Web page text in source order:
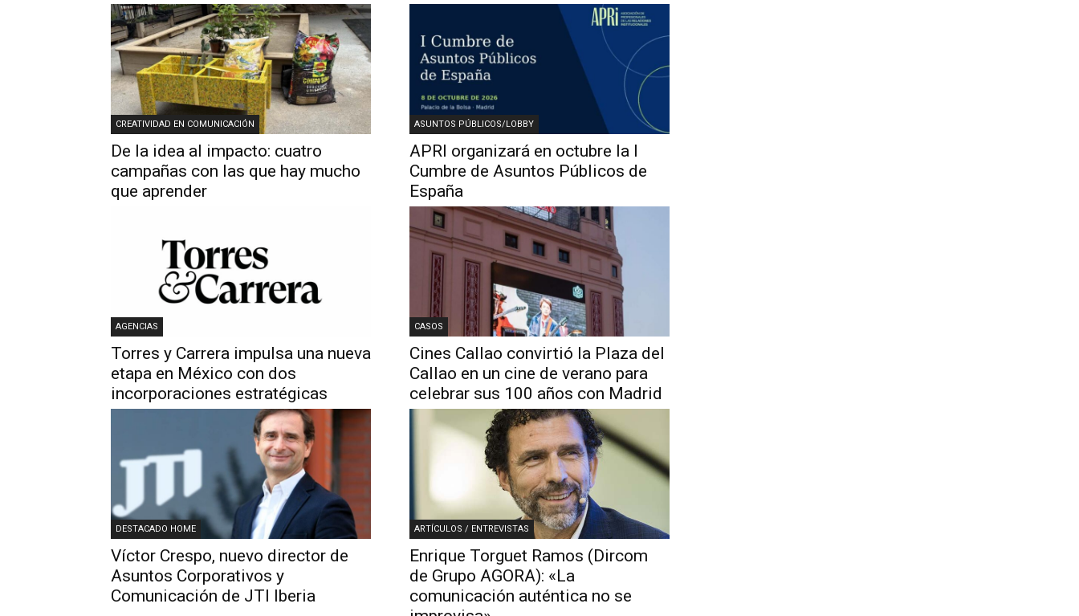
CREATIVIDAD EN COMUNICACIÓN
De la idea al impacto: cuatro
campañas con las que hay mucho
que aprender
ASUNTOS PÚBLICOS/LOBBY
APRI organizará en octubre la I
Cumbre de Asuntos Públicos de
España
AGENCIAS
Torres y Carrera impulsa una nueva
etapa en México con dos
incorporaciones estratégicas
CASOS
Cines Callao convirtió la Plaza del
Callao en un cine de verano para
celebrar sus 100 años con Madrid
DESTACADO HOME
Víctor Crespo, nuevo director de
Asuntos Corporativos y
Comunicación de JTI Iberia
ARTÍCULOS / ENTREVISTAS
Enrique Torguet Ramos (Dircom
de Grupo AGORA): «La
comunicación auténtica no se